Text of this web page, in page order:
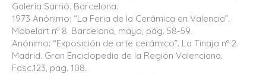
Galería Sarrió. Barcelona.
1973 Anónimo: “La Feria de la Cerámica en Valencia”.
Mobelart nº 8. Barcelona, mayo, pág. 58-59.
Anónimo: “Exposición de arte cerámico”. La Tinaja nº 2.
Madrid. Gran Enciclopedia de la Región Valenciana.
Fasc.123, pag. 108.